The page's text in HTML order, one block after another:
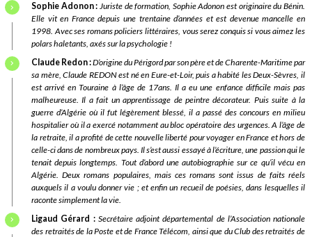
Sophie Adonon : Juriste de formation, Sophie Adonon est originaire du Bénin.
Elle vit en France depuis une trentaine d’années et est devenue mancelle en
1998. Avec ses romans policiers littéraires, vous serez conquis si vous aimez les
polars haletants, axés sur la psychologie !
Claude Redon :D’origine du Périgord par son père et de Charente-Maritime par
sa mère, Claude REDON est né en Eure-et-Loir, puis a habité les Deux-Sèvres, il
est arrivé en Touraine à l’âge de 17ans. Il a eu une enfance difficile mais pas
malheureuse. Il a fait un apprentissage de peintre décorateur. Puis suite à la
guerre d’Algérie où il fut légèrement blessé, il a passé des concours en milieu
hospitalier où il a exercé notamment au bloc opératoire des urgences. A l’âge de
la retraite, il a profité de cette nouvelle liberté pour voyager en France et hors de
celle-ci dans de nombreux pays. Il s’est aussi essayé à l’écriture, une passion qui le
tenait depuis longtemps. Tout d’abord une autobiographie sur ce qu’il vécu en
Algérie. Deux romans populaires, mais ces romans sont issus de faits réels
auxquels il a voulu donner vie ; et enfin un recueil de poésies, dans lesquelles il
raconte simplement la vie.
Ligaud Gérard : Secrétaire adjoint départemental de l’Association nationale
des retraités de la Poste et de France Télécom, ainsi que du Club des retraités de